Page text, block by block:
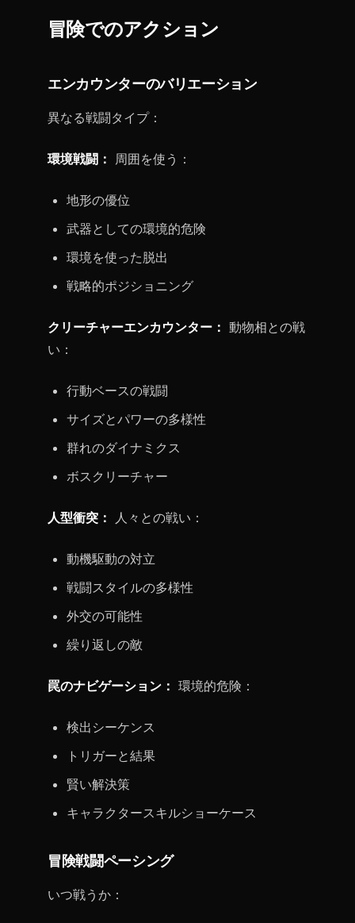
冒険でのアクション
エンカウンターのバリエーション
異なる戦闘タイプ：
環境戦闘： 周囲を使う：
地形の優位
武器としての環境的危険
環境を使った脱出
戦略的ポジショニング
クリーチャーエンカウンター： 動物相との戦
い：
行動ベースの戦闘
サイズとパワーの多様性
群れのダイナミクス
ボスクリーチャー
人型衝突： 人々との戦い：
動機駆動の対立
戦闘スタイルの多様性
外交の可能性
繰り返しの敵
罠のナビゲーション： 環境的危険：
検出シーケンス
トリガーと結果
賢い解決策
キャラクタースキルショーケース
冒険戦闘ペーシング
いつ戦うか：